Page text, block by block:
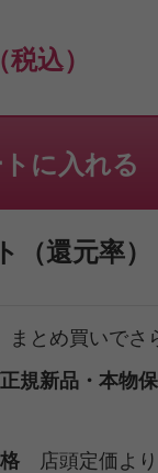
税込）
に入れる
（還元率）
まとめ買いでさ
規新品・本物
店頭定価よ